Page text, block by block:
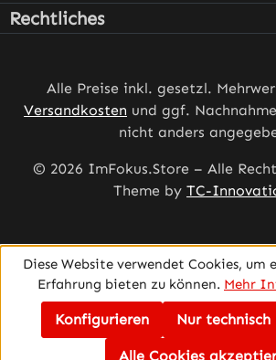
Rechtliches
Alle Preise inkl. gesetzl.
Versandkosten und ggf.
nicht anders
© 2026 ImFokus.Store – Alle
Theme by TC-
Diese Website verwendet Cookies, um
Erfahrung bieten zu können. Mehr
Nur
Konfigurieren
Alle Cookies